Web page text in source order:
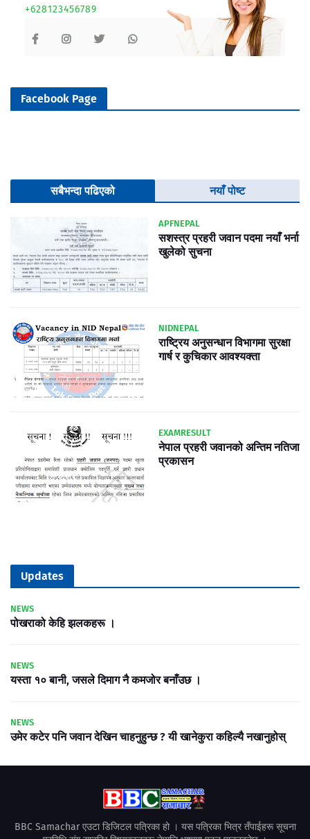
+628123456789
Facebook Page
सबैभन्दा पढिएको नयाँ पोष्ट
APFNEPAL
सशस्त्र प्रहरी जवान पदमा नयाँ भर्ना
खुलेको सुचना
NIDNEPAL
राष्ट्रिय अनुसन्धान विभागमा सुरक्षा
गार्ष र कुचिकार आवश्यक्ता
EXAMRESULT
नेपाल प्रहरी जवानको अन्तिम नतिजा
प्रकासन
Updates
NEWS
पोखराको केहि झलकहरू ।
NEWS
यस्ता १० बानी, जसले दिमाग नै कमजोर बनाँउछ ।
NEWS
उमेर कटेर पनि जवान देखिन चाहनुहुन्छ ? यी खानेकुरा कहिल्यै नखानुहोस्
BBC Samachar एउटा डिजिटल पत्रिका हो । यस पत्रिका भित्र तँपाईहरू सूचना